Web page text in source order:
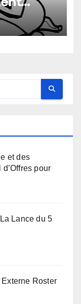
et des
pour
Lance du 5
Roster